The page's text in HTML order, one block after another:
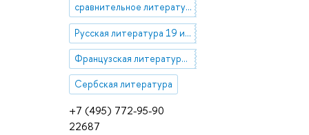
+7 (495) 772-95-90
22687
сравнительное литературоведение
Русская литература 19 и 20 вв.
Французская литература 19 и 20 вв.
Сербская литература